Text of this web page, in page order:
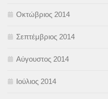
Οκτώβριος 2014
Σεπτέμβριος 2014
Αύγουστος 2014
Ιούλιος 2014